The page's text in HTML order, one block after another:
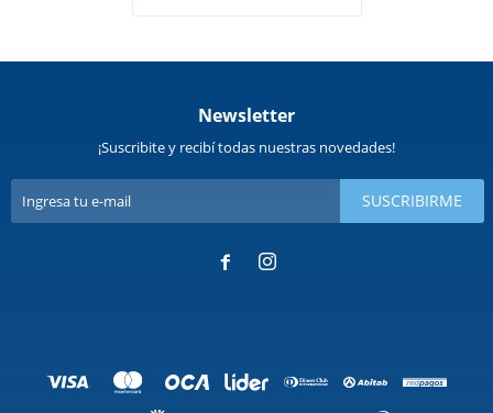
Newsletter
¡Suscribite y recibí todas nuestras novedades!
SUSCRIBIRME
 